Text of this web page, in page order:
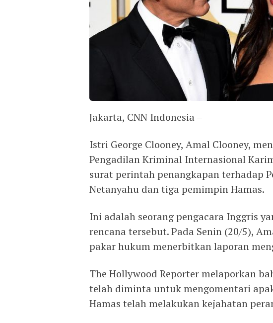
Jakarta, CNN Indonesia –
Istri George Clooney, Amal Clooney,
Pengadilan Kriminal Internasional
surat perintah penangkapan terhadap
Netanyahu dan tiga pemimpin Hamas.
Ini adalah seorang pengacara Inggris
rencana tersebut. Pada Senin (20/5),
pakar hukum menerbitkan laporan
The Hollywood Reporter melaporkan
telah diminta untuk mengomentari
Hamas telah melakukan kejahatan